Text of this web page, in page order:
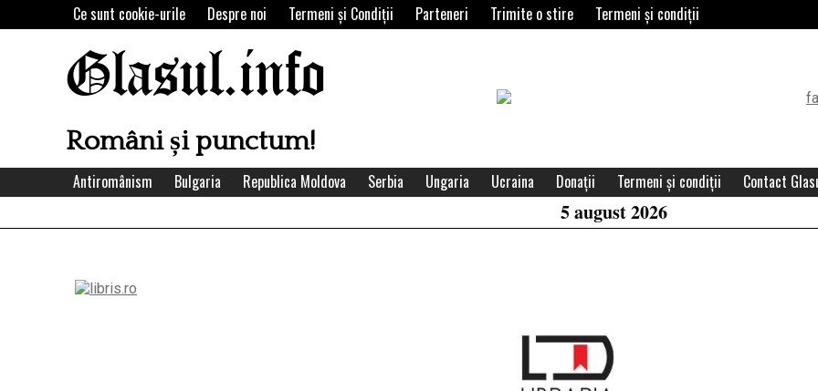
to
Ce sunt cookie-urile Despre noi Termeni şi Condiţii Parteneri Trimite o stire Termeni și condiții
Glasul.info
Români și punctum!
Header
Area
Antiromânism Bulgaria Republica Moldova Serbia Ungaria Ucraina Donații Termeni și condiții Contact
5 august 2026
Left
Asides